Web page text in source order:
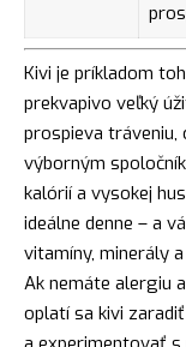
Kivi je príkladom
prekvapivo veľký
prospieva tráveniu,
výborným
kalórií a vysokej
ideálne denne – a
vitamíny, minerály
Ak nemáte alergiu
oplatí sa kivi